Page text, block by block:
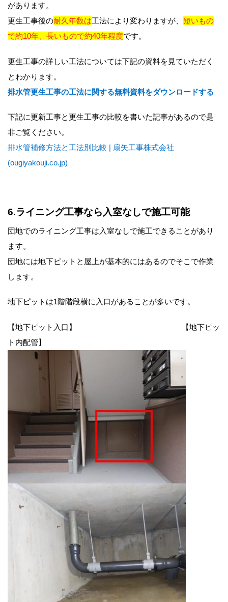
があります。
更生工事後の耐久年数は工法により変わりますが、 短いもの
で約10年、長いもので約40年程度です。
更生工事の詳しい工法については下記の資料を見ていただく
とわかります。
排水管更生工事の工法に関する無料資料をダウンロードする
下記に更新工事と更生工事の比較を書いた記事があるので是
非ご覧ください。
排水管補修方法と工法別比較 | 扇矢工事株式会社
(ougiyakouji.co.jp)
6.ライニング工事なら入室なしで施工可能
団地でのライニング工事は入室なしで施工できることがあり
ます。
団地には地下ピットと屋上が基本的にはあるのでそこで作業
します。
地下ピットは1階階段横に入口があることが多いです。
【地下ピット入口】 【地下ピッ
ト内配管】